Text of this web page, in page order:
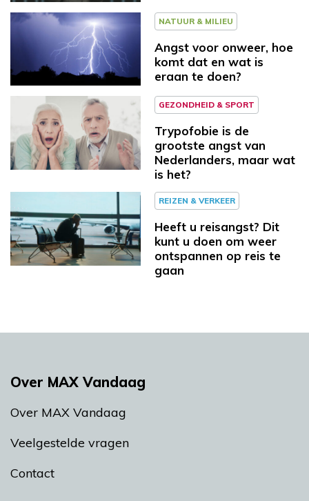
NATUUR & MILIEU
Angst voor onweer, hoe
komt dat en wat is
eraan te doen?
GEZONDHEID & SPORT
Trypofobie is de
grootste angst van
Nederlanders, maar wat
is het?
REIZEN & VERKEER
Heeft u reisangst? Dit
kunt u doen om weer
ontspannen op reis te
gaan
Over MAX Vandaag
Over MAX Vandaag
Veelgestelde vragen
Contact